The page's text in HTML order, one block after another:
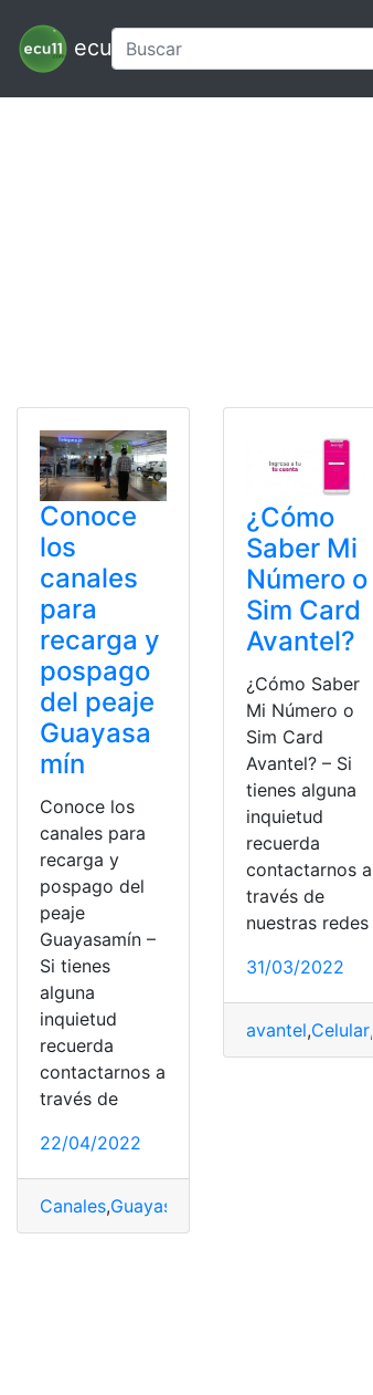
ecu11
Conoce
los
canales
para
recarga y
pospago
del peaje
Guayasa
mín
Conoce los
canales para
recarga y
pospago del
peaje
Guayasamín –
Si tienes
alguna
inquietud
recuerda
contactarnos a
través de
22/04/2022
Canales,Guayasamín
¿Cómo
Saber Mi
Número o
Sim Card
Avantel?
¿Cómo Saber
Mi Número o
Sim Card
Avantel? – Si
tienes alguna
inquietud
recuerda
contactarnos a
través de
nuestras redes
31/03/2022
avantel,Celular,